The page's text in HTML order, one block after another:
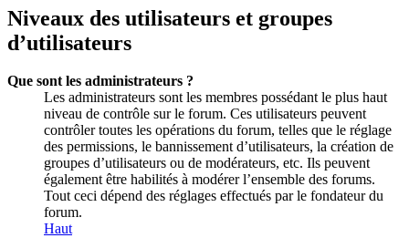
Niveaux des utilisateurs et groupes
d’utilisateurs
Que sont les administrateurs ?
Les administrateurs sont les membres possédant le plus haut
niveau de contrôle sur le forum. Ces utilisateurs peuvent
contrôler toutes les opérations du forum, telles que le réglage
des permissions, le bannissement d’utilisateurs, la création de
groupes d’utilisateurs ou de modérateurs, etc. Ils peuvent
également être habilités à modérer l’ensemble des forums.
Tout ceci dépend des réglages effectués par le fondateur du
forum.
Haut